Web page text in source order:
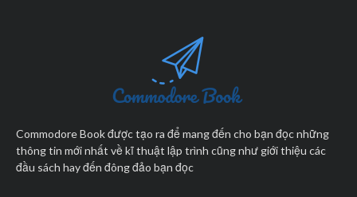
Commodore Book được tạo ra để mang đến cho bạn đọc những
thông tin mới nhất về kĩ thuật lập trình cũng như giới thiệu các
đầu sách hay đến đông đảo bạn đọc